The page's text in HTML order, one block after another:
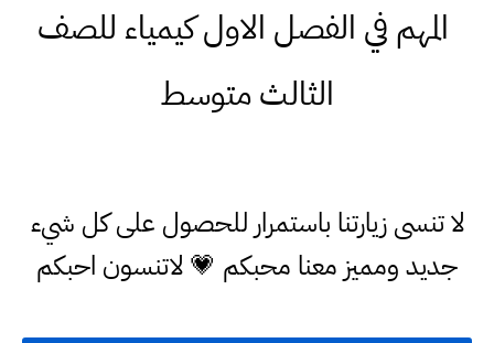
المهم في الفصل الاول كيمياء للصف
الثالث متوسط
لا تنسى زيارتنا باستمرار للحصول على كل شيء
جديد ومميز معنا محبكم 💗 لاتنسون احبكم